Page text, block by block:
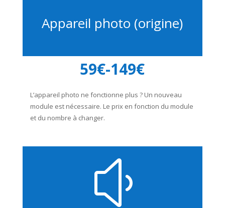
Appareil photo (origine)
59€-149€
L’appareil photo ne fonctionne plus ? Un nouveau
module est nécessaire. Le prix en fonction du module
et du nombre à changer.
y